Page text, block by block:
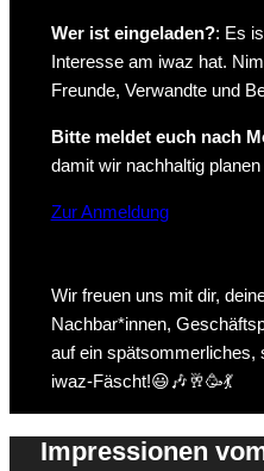
Wer ist eingeladen?: Es
Interesse am iwaz hat.
Freunde, Verwandte und
Bitte meldet euch nach
damit wir nachhaltig
Zur Anmeldung
Wir freuen uns mit dir,
Nachbar*innen,
auf ein spätsommerliches,
iwaz-Fäscht!😃🎶🥂🥳💃
Impressionen